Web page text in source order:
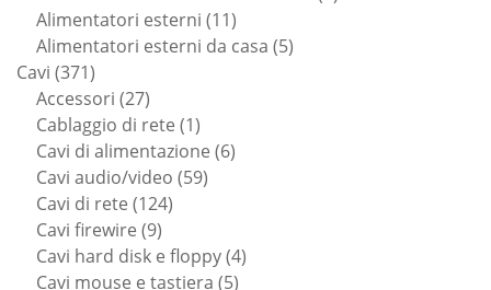
Alimentatori esterni 1111
prodotti
Alimentatori esterni da casa 55
Cavi 371371
prodotti
Accessori 2727
prodotti
Cablaggio di rete 11
prodotto
Cavi di alimentazione 66
Cavi audio/video 5959
Cavi di rete 124124
Cavi firewire 99
prodotti
Cavi hard disk e floppy 44
Cavi mouse e tastiera 55